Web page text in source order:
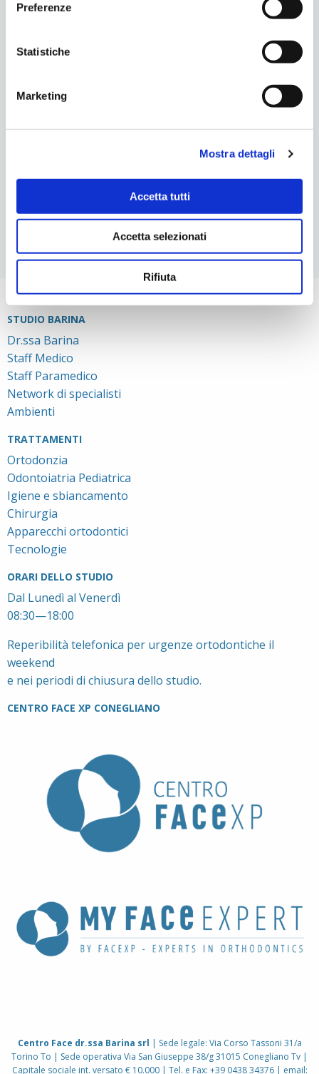
Preferenze
Statistiche
Marketing
Mostra dettagli
Accetta tutti
Accetta selezionati
Rifiuta
ULTIMI POST
RESPIRAZIONE ORALE NEL BAMBINO
L’IMPORTANZA DELLA POSIZIONE DELLA LINGUA PER IL
MAL DI ORECCHIE E ATM: ESISTE UNA CORRELAZIONE?
STUDIO BARINA
Dr.ssa Barina
Staff Medico
Staff Paramedico
Network di specialisti
Ambienti
TRATTAMENTI
Ortodonzia
Odontoiatria Pediatrica
Igiene e sbiancamento
Chirurgia
Apparecchi ortodontici
Tecnologie
ORARI DELLO STUDIO
Dal Lunedì al Venerdì
08:30—18:00
Reperibilità telefonica per urgenze ortodontiche il
weekend
e nei periodi di chiusura dello studio.
CENTRO FACE XP CONEGLIANO
Centro Face dr.ssa Barina srl | Sede legale: Via Corso Tassoni 31/a
Torino To | Sede operativa Via San Giuseppe 38/g 31015 Conegliano Tv |
Capitale sociale int. versato € 10.000 | Tel. e Fax: +39 0438 34376 | email: